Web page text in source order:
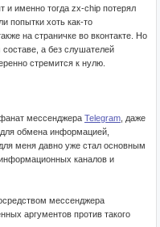
и именно тогда zx-chip потерял
попытки хоть как-то
на страничке во вконтакте. Но
а без слушателей
стремится к нулю.
мессенджера Telegram , даже
обмена информацией,
меня давно уже стал основным
каналов и
мессенджера
аргументов против такого